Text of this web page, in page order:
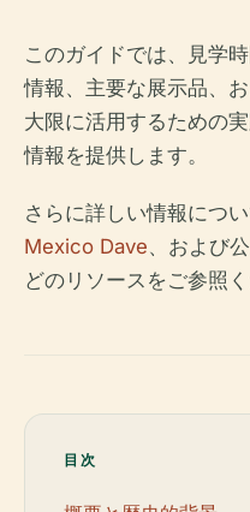
このガイドでは、見学
情報、主要な展示品、
大限に活用するための
情報を提供します。
さらに詳しい情報につい
Mexico Dave、および
どのリソースをご参照く
目次